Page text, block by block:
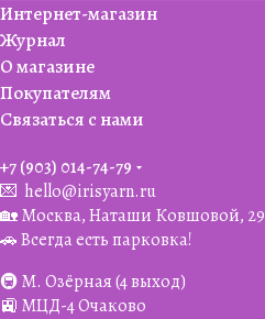
Интернет-магазин
Журнал
О магазине
Покупателям
Связаться с нами
+7 (903) 014-74-79‬
💌 hello@irisyarn.ru
🏡 Москва, Наташи Ковшовой, 29
🚗 Всегда есть парковка!
🚇 М. Озёрная (4 выход)
🚉 МЦД-4 Очаково